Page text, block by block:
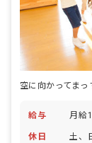
給与 月給
休日 土、